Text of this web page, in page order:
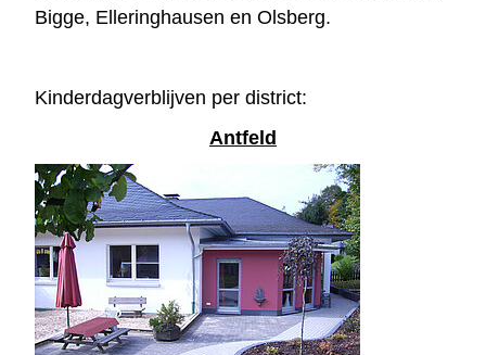
Bigge, Elleringhausen en Olsberg.
Kinderdagverblijven per district:
Antfeld